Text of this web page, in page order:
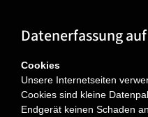
Datenerfassung
Cookies
Unsere Internetseiten
Cookies sind kleine
Endgerät keinen Schaden